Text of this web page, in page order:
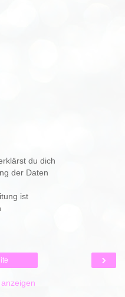
du dich
der Daten
ist
›